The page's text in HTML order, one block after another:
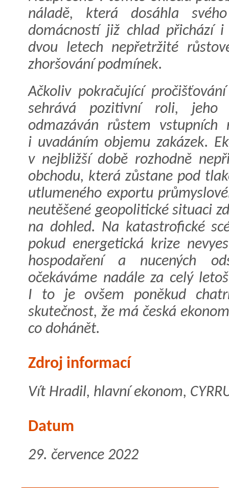
náladě, která dosáhla
domácností již chlad přichází
dvou letech nepřetržité
zhoršování podmínek.
Ačkoliv pokračující
sehrává pozitivní roli, jeho
odmazáván růstem
i uvadáním objemu zakázek.
v nejbližší době rozhodně
obchodu, která zůstane pod
utlumeného exportu
neutěšené geopolitické situaci
na dohled. Na katastrofické
pokud energetická krize
hospodaření a nucených
očekáváme nadále za celý
I to je ovšem poněkud
skutečnost, že má česká
co dohánět.
Zdroj informací
Vít Hradil, hlavní ekonom,
Datum
29. července 2022